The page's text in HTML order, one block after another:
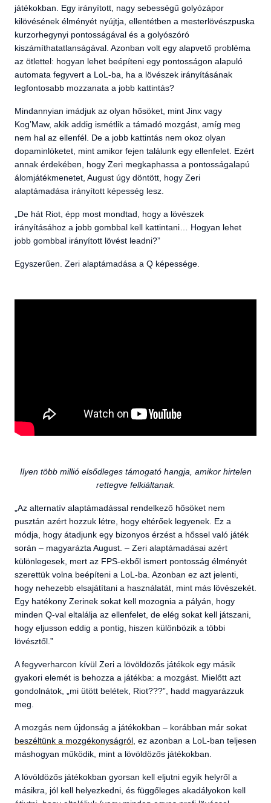
játékokban. Egy irányított, nagy sebességű golyózápor
kilövésének élményét nyújtja, ellentétben a mesterlövészpuska
kurzorhegynyi pontosságával és a golyószóró
kiszámíthatatlanságával. Azonban volt egy alapvető probléma
az ötlettel: hogyan lehet beépíteni egy pontosságon alapuló
automata fegyvert a LoL-ba, ha a lövészek irányításának
legfontosabb mozzanata a jobb kattintás?
Mindannyian imádjuk az olyan hősöket, mint Jinx vagy
Kog’Maw, akik addig ismétlik a támadó mozgást, amíg meg
nem hal az ellenfél. De a jobb kattintás nem okoz olyan
dopaminlöketet, mint amikor fejen találunk egy ellenfelet. Ezért
annak érdekében, hogy Zeri megkaphassa a pontosságalapú
álomjátékmenetet, August úgy döntött, hogy Zeri
alaptámadása irányított képesség lesz.
„De hát Riot, épp most mondtad, hogy a lövészek
irányításához a jobb gombbal kell kattintani… Hogyan lehet
jobb gombbal irányított lövést leadni?”
Egyszerűen. Zeri alaptámadása a Q képessége.
Ilyen több millió elsődleges támogató hangja, amikor hirtelen
rettegve felkiáltanak.
„Az alternatív alaptámadással rendelkező hősöket nem
pusztán azért hozzuk létre, hogy eltérőek legyenek. Ez a
módja, hogy átadjunk egy bizonyos érzést a hőssel való játék
során – magyarázta August. – Zeri alaptámadásai azért
különlegesek, mert az FPS-ekből ismert pontosság élményét
szerettük volna beépíteni a LoL-ba. Azonban ez azt jelenti,
hogy nehezebb elsajátítani a használatát, mint más lövészekét.
Egy hatékony Zerinek sokat kell mozognia a pályán, hogy
minden Q-val eltalálja az ellenfelet, de elég sokat kell játszani,
hogy eljusson eddig a pontig, hiszen különbözik a többi
lövésztől.”
A fegyverharcon kívül Zeri a lövöldözős játékok egy másik
gyakori elemét is behozza a játékba: a mozgást. Mielőtt azt
gondolnátok, „mi ütött belétek, Riot???”, hadd magyarázzuk
meg.
A mozgás nem újdonság a játékokban – korábban már sokat
beszéltünk a mozgékonyságról , ez azonban a LoL-ban teljesen
máshogyan működik, mint a lövöldözős játékokban.
A lövöldözős játékokban gyorsan kell eljutni egyik helyről a
másikra, jól kell helyezkedni, és függőleges akadályokon kell